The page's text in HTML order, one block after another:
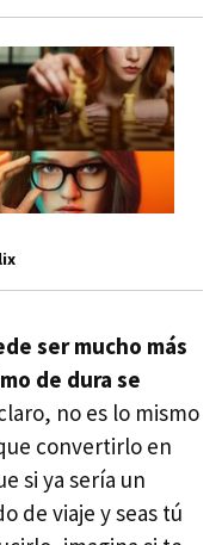
ser mucho más
de dura se
no es lo mismo
convertirlo en
si ya sería un
de viaje y seas tú